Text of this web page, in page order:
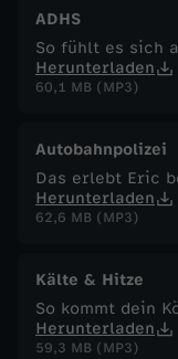
r
e
n
n
n
ADHS
So fühlt es sich
Herunterladen
60,1 MB (MP3)
Autobahnpolizei
Das erlebt Eric
Herunterladen
62,6 MB (MP3)
Kälte & Hitze
So kommt dein
Herunterladen
59,3 MB (MP3)